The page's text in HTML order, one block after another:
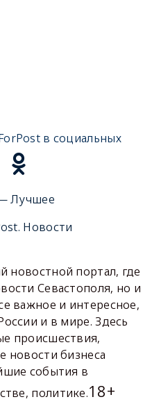
в социальных
Лучшее
Новости
новостной портал, где
Севастополя, но и
важное и интересное,
и в мире. Здесь
происшествия,
новости бизнеса
события в
политике.18+